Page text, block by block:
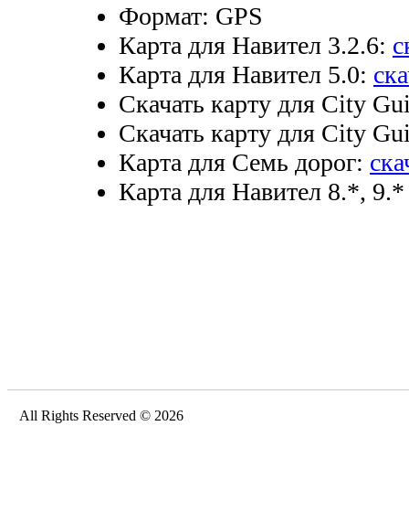
Формат: GPS
Карта для Навител 3.2.6:
Карта для Навител 5.0:
Скачать карту для City
Скачать карту для City
Карта для Семь дорог:
Карта для Навител 8.*,
All Rights Reserved © 2026